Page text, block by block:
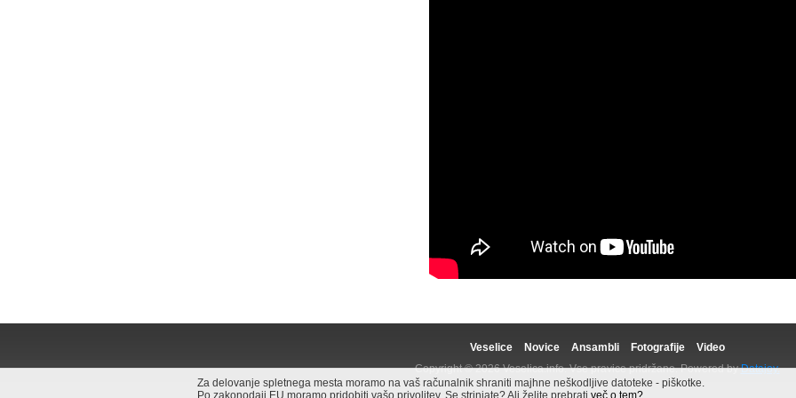
Veselice Novice Ansambli Fotografije
Video
Copyright © 2026 Veselica.info. Vse pravice pridržane. Powered byDatajoy.
Za delovanje spletnega mesta moramo na vaš računalnik shraniti majhne neškodljive datoteke - piškotke.
Po zakonodaji EU moramo pridobiti vašo privolitev. Se strinjate? Ali želite prebrati več o tem?